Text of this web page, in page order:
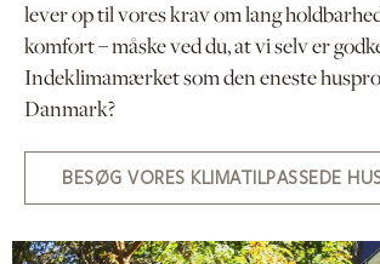
lever op til vores krav om lang
komfort – måske ved du, at vi selv er
Indeklimamærket som den eneste
Danmark?
BESØG VORES KLIMATILPASSEDE